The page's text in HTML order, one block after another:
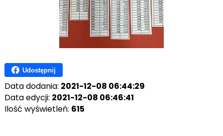
Udostępnij
Data dodania: 2021-12-08 06:44:29
Data edycji: 2021-12-08 06:46:41
Ilość wyświetleń: 615